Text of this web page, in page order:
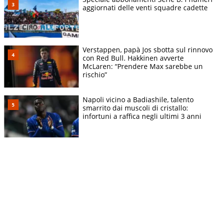
aggiornati delle venti squadre cadette
Verstappen, papà Jos sbotta sul rinnovo
con Red Bull. Hakkinen avverte
McLaren: “Prendere Max sarebbe un
rischio”
Napoli vicino a Badiashile, talento
smarrito dai muscoli di cristallo:
infortuni a raffica negli ultimi 3 anni